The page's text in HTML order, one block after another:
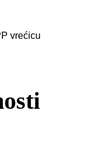
vrećicu